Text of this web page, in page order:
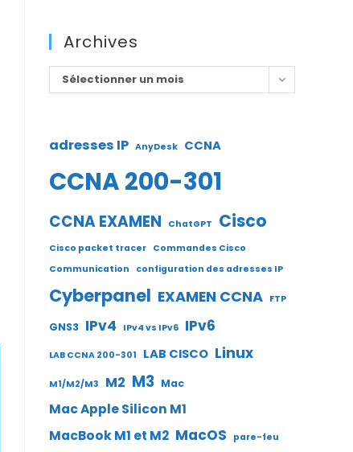
Archives
Archives
Sélectionner un mois
adresses IP AnyDesk CCNA
CCNA 200-301
CCNA EXAMEN ChatGPT Cisco
Cisco packet tracer Commandes Cisco
Communication
configuration des adresses IP
Cyberpanel EXAMEN CCNA FTP
GNS3 IPv4 IPv4 vs IPv6 IPv6
LAB CCNA 200-301 LAB CISCO Linux
M1/M2/M3 M2 M3 Mac
Mac Apple Silicon M1
MacBook M1 et M2 MacOS pare-feu